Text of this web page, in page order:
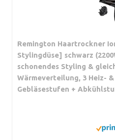
Remington Haartrockner
Stylingdüse] schwarz
schonendes Styling &
Wärmeverteilung, 3 Heiz-
Gebläsestufen +